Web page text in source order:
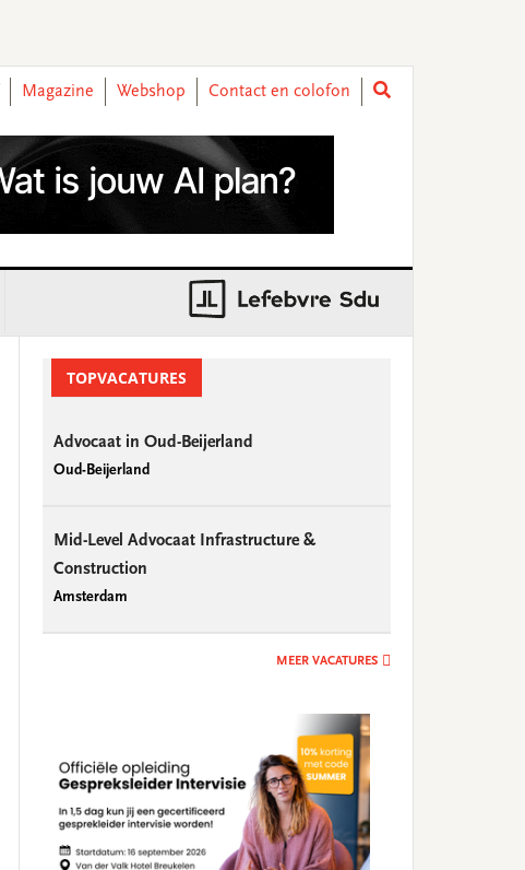
Magazine Webshop Contact en colofon
SidebarTOPVACATURES
Advocaat in Oud-Beijerland
Oud-Beijerland
Mid-Level Advocaat Infrastructure &
Construction
Amsterdam
MEER VACATURES